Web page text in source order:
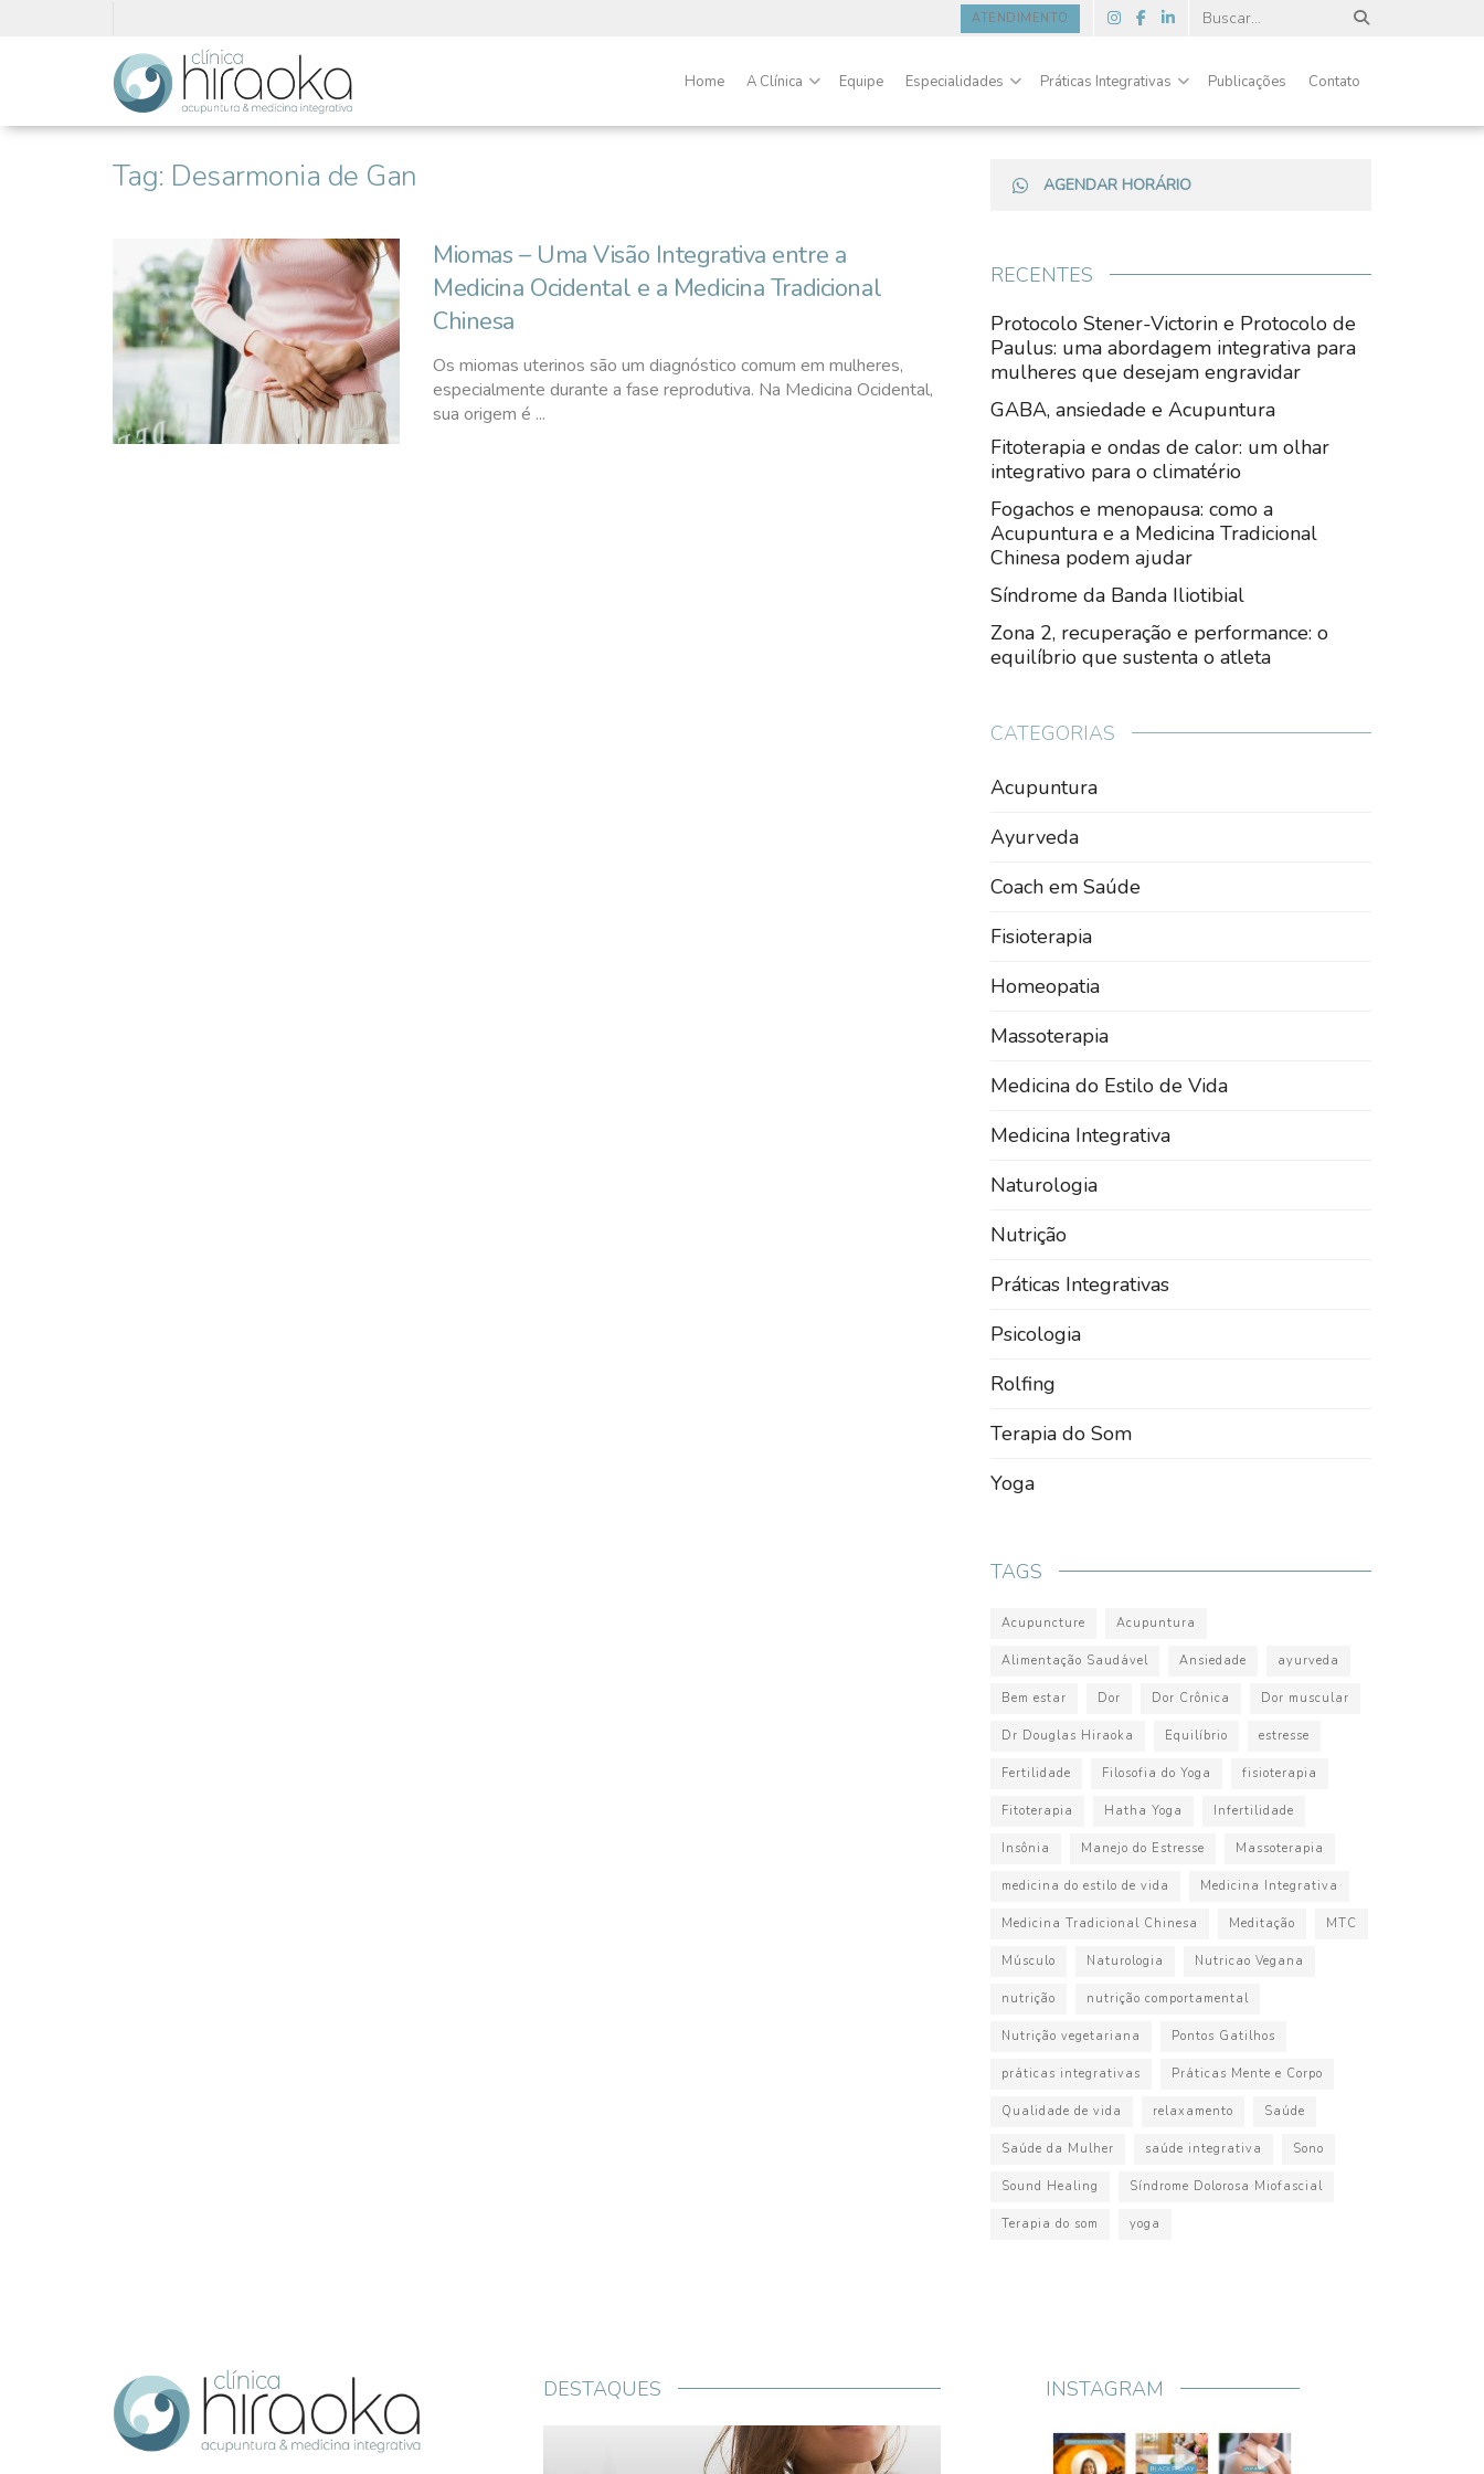
ATENDIMENTO
Home A Clínica Equipe Especialidades Práticas Integrativas Publicações Contato
Tag: Desarmonia de Gan
Miomas – Uma Visão Integrativa entre a
Medicina Ocidental e a Medicina Tradicional
Chinesa
Os miomas uterinos são um diagnóstico comum em mulheres,
especialmente durante a fase reprodutiva. Na Medicina Ocidental,
sua origem é ...
AGENDAR HORÁRIO
RECENTES
Protocolo Stener-Victorin e Protocolo de
Paulus: uma abordagem integrativa para
mulheres que desejam engravidar
GABA, ansiedade e Acupuntura
Fitoterapia e ondas de calor: um olhar
integrativo para o climatério
Fogachos e menopausa: como a
Acupuntura e a Medicina Tradicional
Chinesa podem ajudar
Síndrome da Banda Iliotibial
Zona 2, recuperação e performance: o
equilíbrio que sustenta o atleta
CATEGORIAS
Acupuntura
Ayurveda
Coach em Saúde
Fisioterapia
Homeopatia
Massoterapia
Medicina do Estilo de Vida
Medicina Integrativa
Naturologia
Nutrição
Práticas Integrativas
Psicologia
Rolfing
Terapia do Som
Yoga
TAGS
Acupuncture Acupuntura
Alimentação Saudável Ansiedade ayurveda
Bem estar Dor Dor Crônica Dor muscular
Dr Douglas Hiraoka Equilíbrio estresse
Fertilidade Filosofia do Yoga fisioterapia
Fitoterapia Hatha Yoga Infertilidade
Insônia Manejo do Estresse Massoterapia
medicina do estilo de vida Medicina Integrativa
Medicina Tradicional Chinesa Meditação MTC
Músculo Naturologia Nutricao Vegana
nutrição nutrição comportamental
Nutrição vegetariana Pontos Gatilhos
práticas integrativas Práticas Mente e Corpo
Qualidade de vida relaxamento Saúde
Saúde da Mulher saúde integrativa Sono
Sound Healing Síndrome Dolorosa Miofascial
Terapia do som yoga
DESTAQUES INSTAGRAM